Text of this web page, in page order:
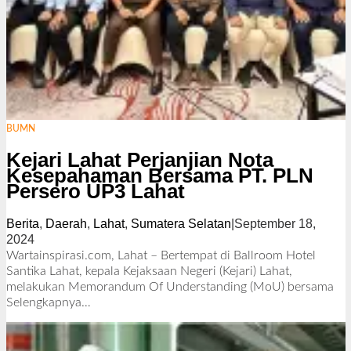
BUMN
Kejari Lahat Perjanjian Nota
Kesepahaman Bersama PT. PLN
Persero UP3 Lahat
Berita, Daerah, Lahat, Sumatera Selatan September 18,
2024o
l
e
h
R
d
Wartainspirasi.com, Lahat – Bertempat di Ballroom Hotel
Santika Lahat, kepala Kejaksaan Negeri (Kejari) Lahat,
melakukan Memorandum Of Understanding (MoU) bersama
Selengkapnya…